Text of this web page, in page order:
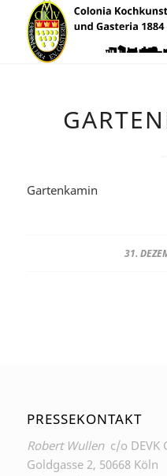
Gartenkamin
31.
PRESSEKONTAKT
Robert Wullen c/o DEVK
Goldgasse 2, 50668 Köln